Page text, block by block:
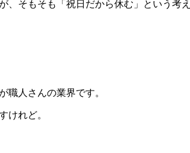
そもそも「祝日だから休む」という考
職人さんの業界です。
けれど。